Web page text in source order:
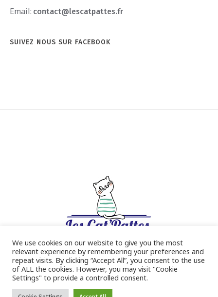
Email: contact@lescatpattes.fr
SUIVEZ NOUS SUR FACEBOOK
We use cookies on our website to give you the most
relevant experience by remembering your preferences and
repeat visits. By clicking “Accept All”, you consent to the use
of ALL the cookies. However, you may visit "Cookie
Settings" to provide a controlled consent.